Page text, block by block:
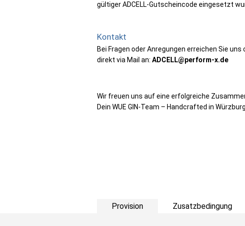
gültiger ADCELL-Gutscheincode eingesetzt
Kontakt
Bei Fragen oder Anregungen erreichen Sie uns
direkt via Mail an: ADCELL@perform-x.de
Wir freuen uns auf eine erfolgreiche
Dein WUE GIN-Team – Handcrafted in
Provision Zusatzbedingung